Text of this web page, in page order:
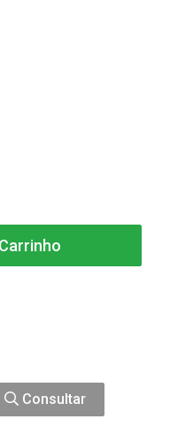
Consultar